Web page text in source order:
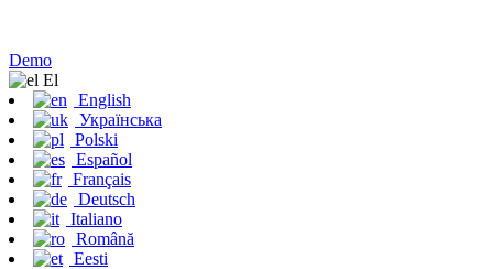
Demo
Εl
English
Українська
Polski
Español
Français
Deutsch
Italiano
Română
Eesti